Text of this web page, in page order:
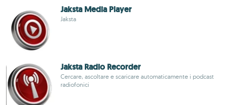
Jaksta Media Player
Jaksta
Jaksta Radio Recorder
Cercare, ascoltare e scaricare automaticamente i podcast
radiofonici